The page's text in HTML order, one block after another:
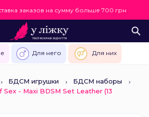
заказов на сумму больше 700 грн
Для него Для них
БДСМ игрушки
БДСМ наборы
- Maxi BDSM Set Leather (13